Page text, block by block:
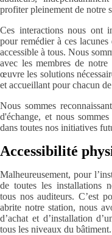
profiter pleinement de notre
Ces interactions nous ont
pour remédier à ces
accessible à tous. Nous
avec les membres de
œuvre les solutions
et accueillant pour chacun
Nous sommes
d'échange, et nous
dans toutes nos initiatives
Accessibilité
Malheureusement, pour
de toutes les installations
tous nos auditeurs. C’est
abrite notre station, nous
d’achat et d’installation
tous les niveaux du bâtiment.